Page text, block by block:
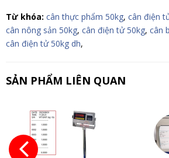
Từ khóa: cân thực phẩm 50kg, cân điện
cân nông sản 50kg, cân điện tử 50kg, cân
cân điện tử 50kg dh,
SẢN PHẨM LIÊN QUAN